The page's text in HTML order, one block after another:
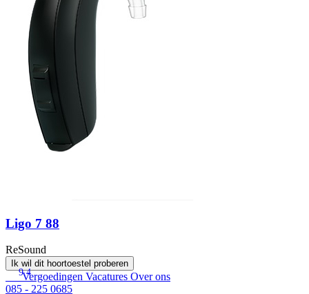
Ligo 7 88
ReSound
Ik wil dit hoortoestel proberen
9.4
Vergoedingen Vacatures Over ons
085 - 225 0685